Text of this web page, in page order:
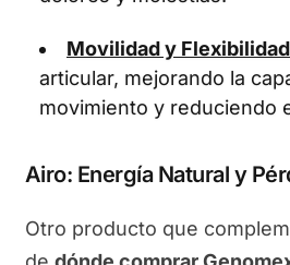
Movilidad y Flexibilidad
articular, mejorando la
movimiento y reduciendo
Airo: Energía Natural y
Otro producto que